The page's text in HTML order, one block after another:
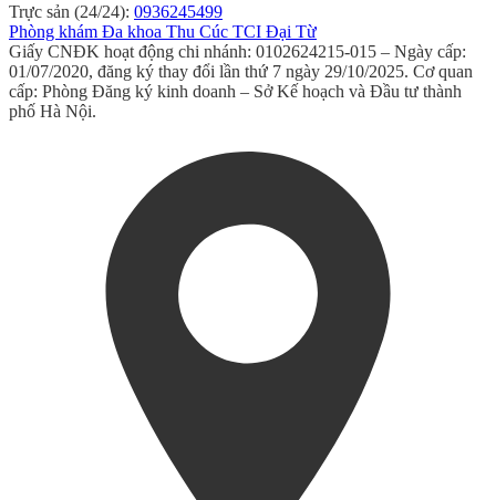
Trực sản (24/24): 0936245499
Phòng khám Đa khoa Thu Cúc TCI Đại Từ
Giấy CNĐK hoạt động chi nhánh: 0102624215-015 – Ngày cấp:
01/07/2020, đăng ký thay đổi lần thứ 7 ngày 29/10/2025. Cơ quan
cấp: Phòng Đăng ký kinh doanh – Sở Kế hoạch và Đầu tư thành
phố Hà Nội.